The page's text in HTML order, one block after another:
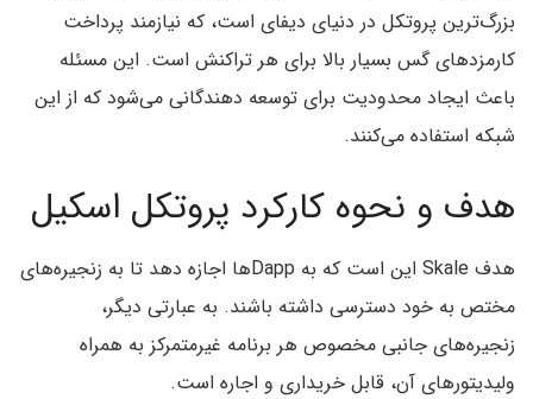
بزرگ‌ترین پروتکل در دنیای دیفای است، که نیازمند پرداخت
کارمزدهای گس بسیار بالا برای هر تراکنش است. این مسئله
باعث ایجاد محدودیت برای توسعه دهندگانی می‌شود که از این
شبکه استفاده می‌کنند.
هدف و نحوه کارکرد پروتکل اسکیل
هدف Skale این است که به Dappها اجازه دهد تا به زنجیره‌های
مختص به خود دسترسی داشته باشند. به عبارتی دیگر،
زنجیره‌های جانبی مخصوص هر برنامه غیرمتمرکز به همراه
ولیدیتورهای آن، قابل خریداری و اجاره است.